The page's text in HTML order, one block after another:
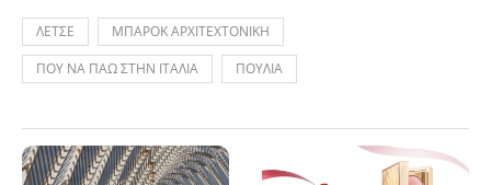
ΛΕΤΣΕ
ΜΠΑΡΟΚ ΑΡΧΙΤΕΧΤΟΝΙΚΗ
ΠΟΥ ΝΑ ΠΑΩ ΣΤΗΝ ΙΤΑΛΙΑ
ΠΟΥΛΙΑ